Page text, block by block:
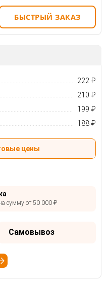
БЫСТРЫЙ ЗАКАЗ
222 ₽
210 ₽
199 ₽
188 ₽
Получить оптовые цены
сумму от 50 000 ₽
Самовывоз